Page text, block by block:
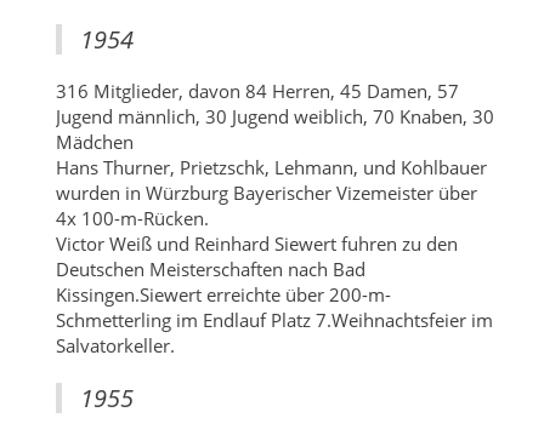
1954
316 Mitglieder, davon 84 Herren, 45 Damen, 57
Jugend männlich, 30 Jugend weiblich, 70 Knaben, 30
Mädchen
Hans Thurner, Prietzschk, Lehmann, und Kohlbauer
wurden in Würzburg Bayerischer Vizemeister über
4x 100-m-Rücken.
Victor Weiß und Reinhard Siewert fuhren zu den
Deutschen Meisterschaften nach Bad
Kissingen.Siewert erreichte über 200-m-
Schmetterling im Endlauf Platz 7.Weihnachtsfeier im
Salvatorkeller.
1955